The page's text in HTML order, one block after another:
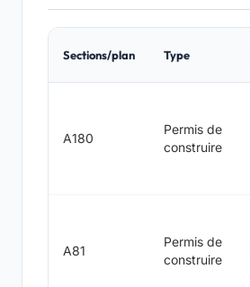
Sections/plan Type
A180
Permis de
construire
A81
Permis de
construire